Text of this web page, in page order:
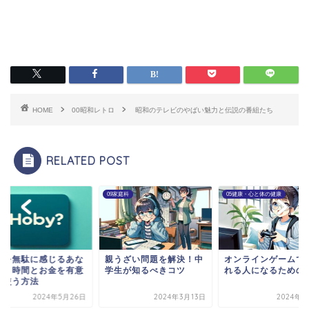
HOME 00昭和レトロ 昭和のテレビのやばい魅力と伝説の番組たち
RELATED POST
ざい問題を解決！中
が知るべきコツ
2024年3月13日
05健康・心と体の健康
オンラインゲームで好か
れる人になるための秘訣
2024年3月7日
00全般
趣味を無駄に感じる
たへ：時間とお金を
2024年5